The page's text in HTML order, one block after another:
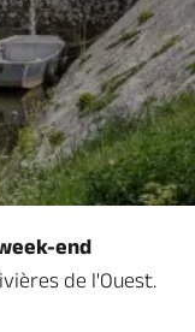
end
de l'Ouest.